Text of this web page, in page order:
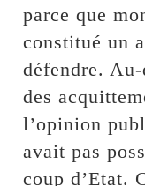
parce que
constitué un
défendre.
des
l’opinion
avait pas
coup d’Etat.